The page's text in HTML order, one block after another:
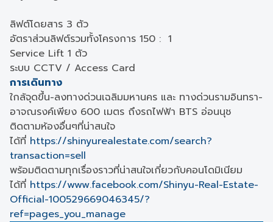
ลิฟต์โดยสาร 3 ตัว
อัตราส่วนลิฟต์รวมทั้งโครงการ 150 : 1
Service Lift 1 ตัว
ระบบ CCTV / Access Card
การเดินทาง
ใกล้จุดขึ้น-ลงทางด่วนเฉลิมมหานคร และ ทางด่วนรามอินทรา-
อาจณรงค์เพียง 600 เมตร ถึงรถไฟฟ้า BTS อ่อนนุช
ติดตามห้องอื่นๆที่น่าสนใจ
ได้ที่ https://shinyurealestate.com/search?
transaction=sell
พร้อมติดตามทุกเรื่องราวที่น่าสนใจเกี่ยวกับคอนโดมิเนียม
ได้ที่ https://www.facebook.com/Shinyu-Real-Estate-
Official-100529669046345/?
ref=pages_you_manage